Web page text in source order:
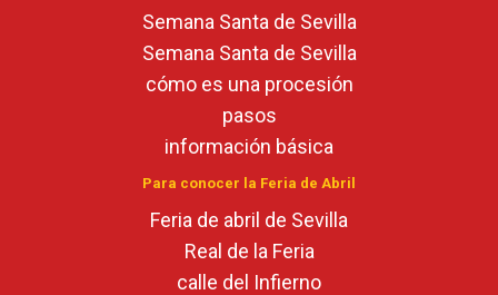
Semana Santa de Sevilla
Semana Santa de Sevilla
cómo es una procesión
pasos
información básica
Para conocer la Feria de Abril
Feria de abril de Sevilla
Real de la Feria
calle del Infierno